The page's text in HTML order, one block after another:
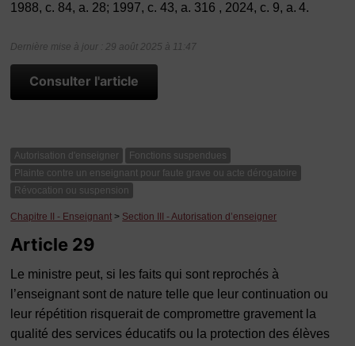
1988, c. 84, a. 28; 1997, c. 43, a. 316 , 2024, c. 9, a. 4.
Dernière mise à jour : 29 août 2025 à 11:47
Consulter l'article
Autorisation d'enseigner
Fonctions suspendues
Plainte contre un enseignant pour faute grave ou acte dérogatoire
Révocation ou suspension
Chapitre II - Enseignant > Section III - Autorisation d’enseigner
Article 29
Le ministre peut, si les faits qui sont reprochés à
l’enseignant sont de nature telle que leur continuation ou
leur répétition risquerait de compromettre gravement la
qualité des services éducatifs ou la protection des élèves